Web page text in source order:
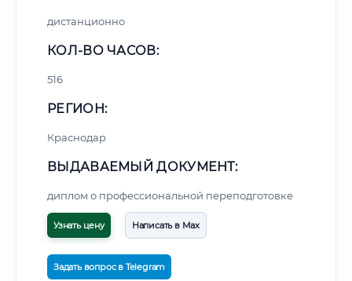
дистанционно
КОЛ-ВО ЧАСОВ:
516
РЕГИОН:
Краснодар
ВЫДАВАЕМЫЙ ДОКУМЕНТ:
диплом о профессиональной переподготовке
Узнать цену Написать в Max
Задать вопрос в Telegram